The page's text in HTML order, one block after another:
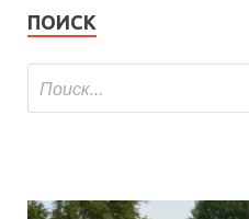
ПОИСК